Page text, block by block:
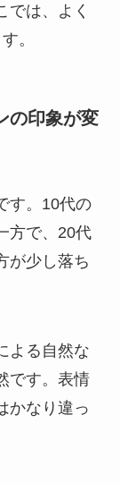
では、よく
。
の印象が変
す。10代の
方で、20代
が少し落ち
よる自然な
です。表情
かなり違っ